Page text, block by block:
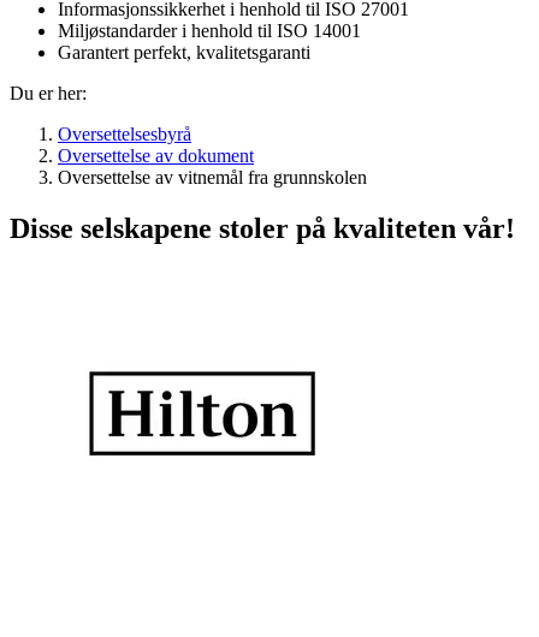
Informasjonssikkerhet i henhold til ISO 27001
Miljøstandarder i henhold til ISO 14001
Garantert perfekt, kvalitetsgaranti
Du er her:
Oversettelsesbyrå
Oversettelse av dokument
Oversettelse av vitnemål fra grunnskolen
Disse selskapene stoler på kvaliteten vår!